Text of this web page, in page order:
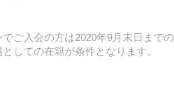
ご入会の方は2020年9月末日までの
しての在籍が条件となります。